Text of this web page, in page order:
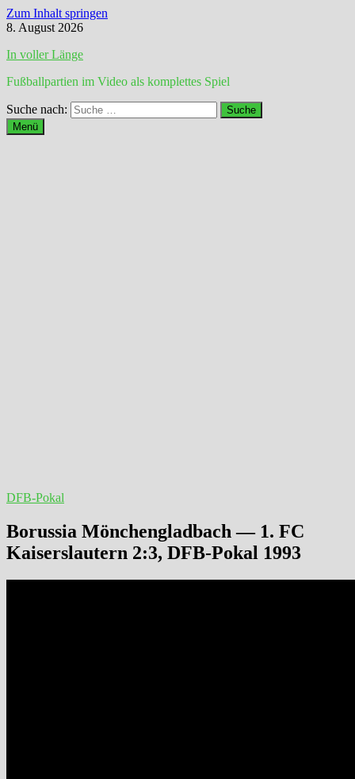
Zum Inhalt springen
8. August 2026
In voller Länge
Fußballpartien im Video als komplettes Spiel
Suche nach:
Menü
DFB-Pokal
Borussia Mönchengladbach — 1. FC
Kaiserslautern 2:3, DFB-Pokal 1993